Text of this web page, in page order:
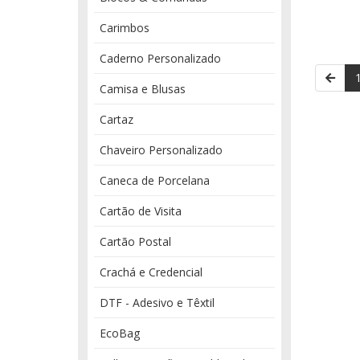
Carimbos
Caderno Personalizado
Camisa e Blusas
Cartaz
Chaveiro Personalizado
Caneca de Porcelana
Cartão de Visita
Cartão Postal
Crachá e Credencial
DTF - Adesivo e Têxtil
EcoBag